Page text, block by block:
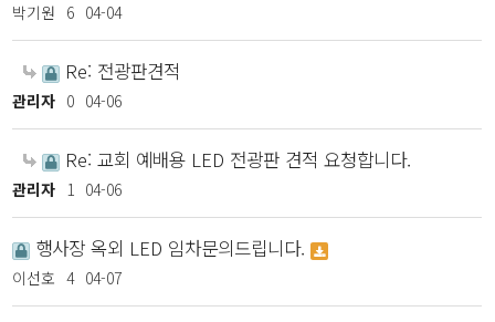
박기원 6 04-04
Re: 전광판견적
관리자 0 04-06
Re: 교회 예배용 LED 전광판 견적 요청합니다.
관리자 1 04-06
행사장 옥외 LED 임차문의드립니다.
이선호 4 04-07